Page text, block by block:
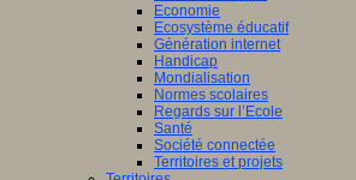
Economie
Ecosystème éducatif
Génération internet
Handicap
Mondialisation
Normes scolaires
Regards sur l’Ecole
Santé
Société connectée
Territoires et projets